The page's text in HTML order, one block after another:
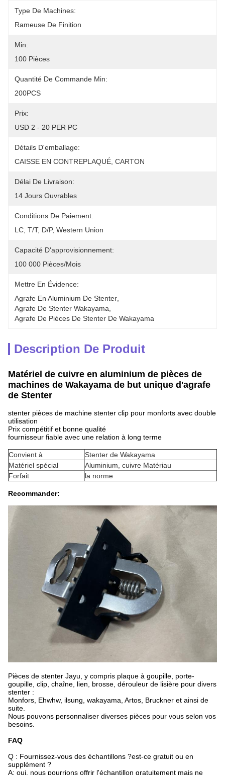
Type De Machines:
Rameuse De Finition
Min:
100 Pièces
Quantité De Commande Min:
200PCS
Prix:
USD 2 - 20 PER PC
Détails D'emballage:
CAISSE EN CONTREPLAQUÉ, CARTON
Délai De Livraison:
14 Jours Ouvrables
Conditions De Paiement:
LC, T/T, D/P, Western Union
Capacité D'approvisionnement:
100 000 Pièces/mois
Mettre En Évidence:
Agrafe En Aluminium De Stenter
Agrafe De Stenter Wakayama
Agrafe De Pièces De Stenter De Wakayama
Description De Produit
Matériel de cuivre en aluminium de pièces de
machines de Wakayama de but unique d'agrafe
de Stenter
stenter pièces de machine stenter clip pour monforts avec double
utilisation
Prix ​​compétitif et bonne qualité
fournisseur fiable avec une relation à long terme
Convient à
Stenter de Wakayama
Matériel spécial
Aluminium, cuivre Matériau
Forfait
la norme
Recommander:
Pièces de stenter Jayu, y compris plaque à goupille, porte-
goupille, clip, chaîne, lien, brosse, dérouleur de lisière pour divers
stenter :
Monfors, Ehwhw, ilsung, wakayama, Artos, Bruckner et ainsi de
suite.
Nous pouvons personnaliser diverses pièces pour vous selon vos
besoins.
FAQ
Q : Fournissez-vous des échantillons ?est-ce gratuit ou en
supplément ?
A: oui, nous pourrions offrir l'échantillon gratuitement mais ne